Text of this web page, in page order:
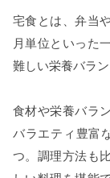
宅食とは、弁当
月単位といった
難しい栄養バラ
食材や栄養バラ
バラエティ豊富
つ。調理方法も